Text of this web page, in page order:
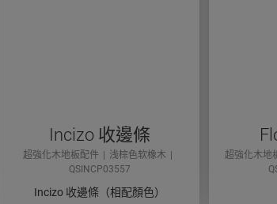
Incizo 收邊條
超強化木地板配件
浅棕色软橡木
QSINCP03557
Incizo 收邊條（相配顏色）
超強化木地